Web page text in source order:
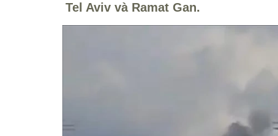
Tel Aviv và Ramat Gan.